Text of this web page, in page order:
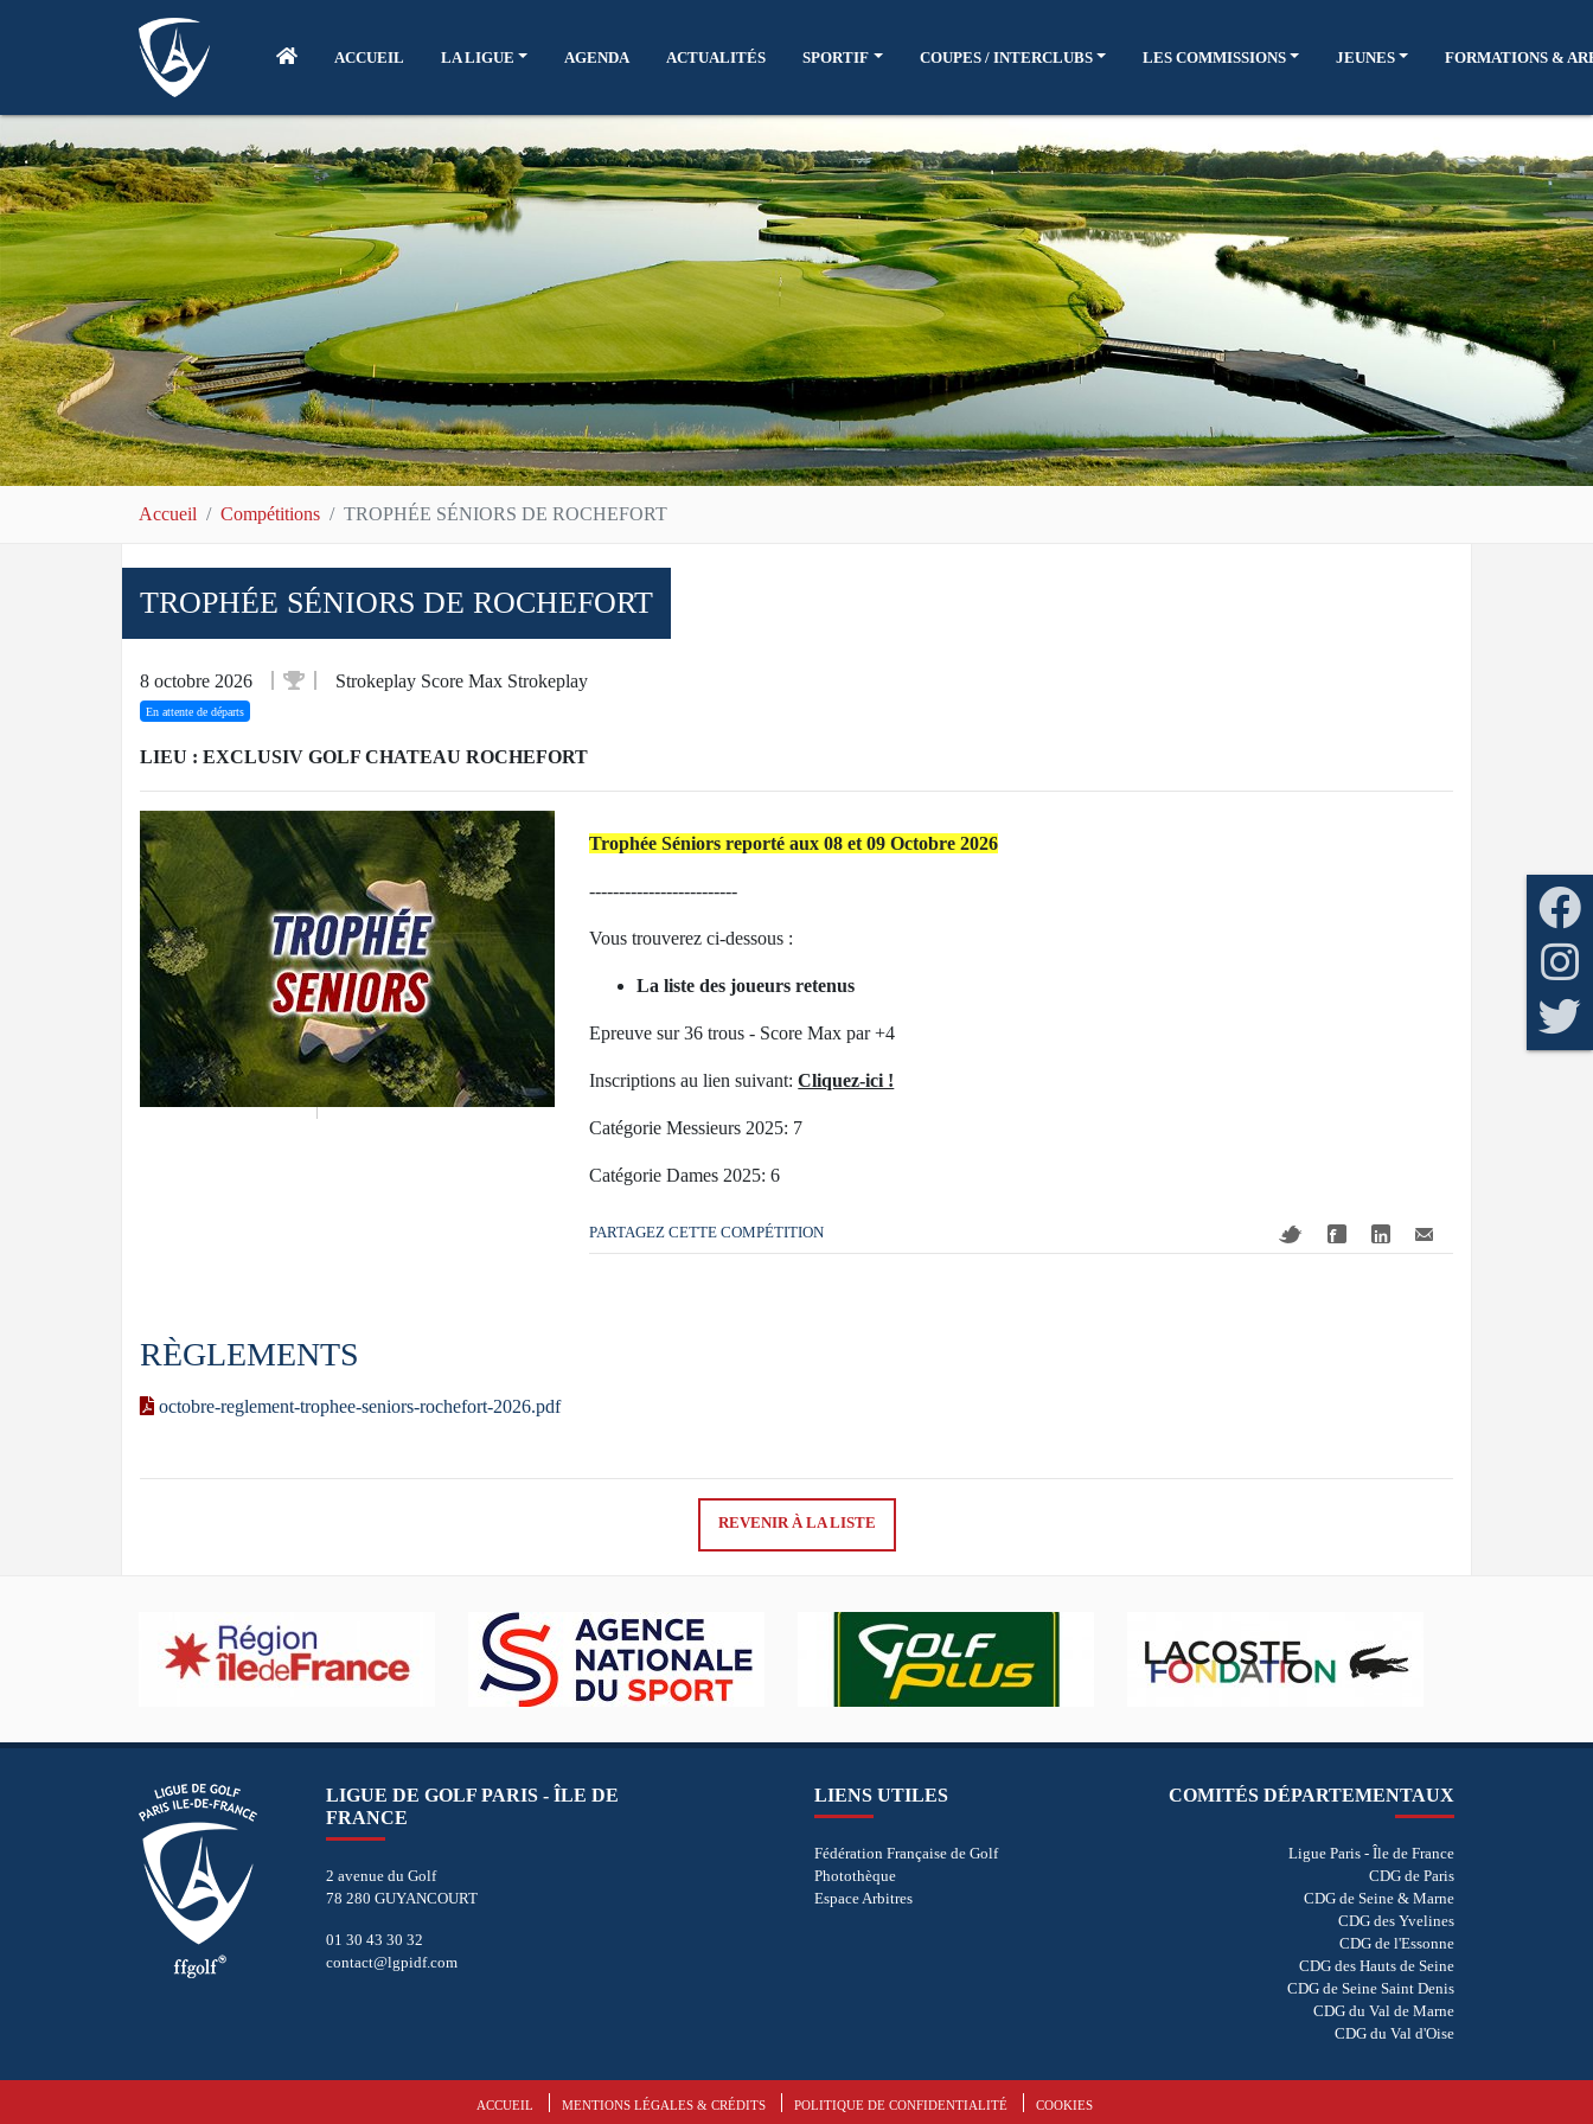
ACCUEIL LA LIGUE AGENDA ACTUALITÉS SPORTIF COUPES / INTERCLUBS LES COMMISSIONS JEUNES FORMATIONS &
Accueil Compétitions TROPHÉE SÉNIORS DE ROCHEFORT
TROPHÉE SÉNIORS DE ROCHEFORT
8 octobre 2026 Strokeplay Score Max Strokeplay
En attente de départs
LIEU : EXCLUSIV GOLF CHATEAU ROCHEFORT
Trophée Séniors reporté aux 08 et 09 Octobre 2026
-------------------------
Vous trouverez ci-dessous :
La liste des joueurs retenus
Epreuve sur 36 trous - Score Max par +4
Inscriptions au lien suivant:Cliquez-ici !
Catégorie Messieurs 2025: 7
Catégorie Dames 2025: 6
PARTAGEZ CETTE COMPÉTITION
RÈGLEMENTS
octobre-reglement-trophee-seniors-rochefort-2026.pdf
REVENIR À LA LISTE
LIGUE DE GOLF PARIS - ÎLE DE
FRANCE
2 avenue du Golf
78 280 GUYANCOURT
01 30 43 30 32
contact@lgpidf.com
LIENS UTILES
Fédération Française de Golf
Photothèque
Espace Arbitres
COMITÉS DÉPARTEMENTAUX
Ligue Paris - Île de France
CDG de Paris
CDG de Seine & Marne
CDG des Yvelines
CDG de l'Essonne
CDG des Hauts de Seine
CDG de Seine Saint Denis
CDG du Val de Marne
CDG du Val d'Oise
ACCUEIL MENTIONS LÉGALES & CRÉDITS POLITIQUE DE CONFIDENTIALITÉ COOKIES